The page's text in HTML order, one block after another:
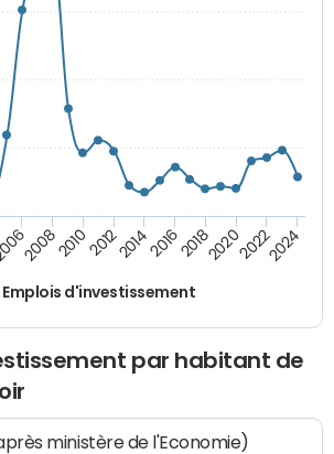
Emplois d'investissement
200820102012201420162018202020222024
par habitant de
ministère de l'Economie)